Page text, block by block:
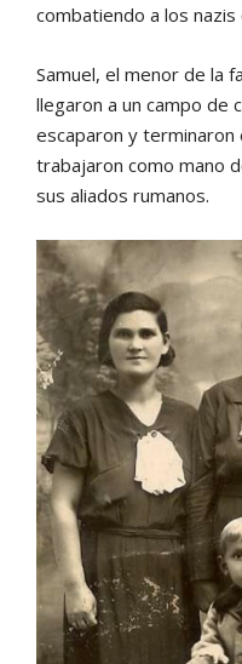
combatiendo a los nazis
Samuel, el menor de la
llegaron a un campo de
escaparon y
trabajaron como mano
sus aliados rumanos.